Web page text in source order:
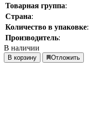
Товарная группа:
Страна:
Количество в упаковке:
Производитель:
В наличии
В корзину Отложить